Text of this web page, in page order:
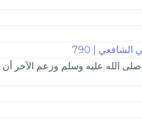
| 790
الله عليه وسلم وزعم الآخر أن